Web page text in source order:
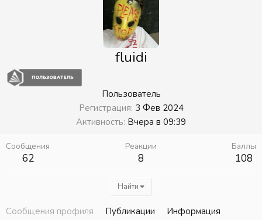
fluidi
Пользователь
Регистрация 3 Фев 2024
Активность Вчера в 09:39
Сообщения
62
Реакции
8
Баллы
108
Найти
Сообщения профиля Публикации Информация